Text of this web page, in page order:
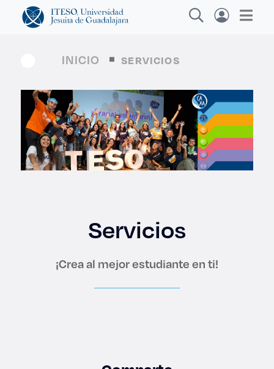
Explora sitios web, programas académicos,
actividades y noticias
Diplomado|
INICIO SERVICIOS
Servicios
¡Crea al mejor estudiante en ti!